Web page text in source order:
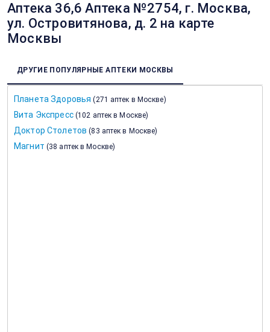
Аптека 36,6 Аптека №2754, г. Москва,
ул. Островитянова, д. 2 на карте
Москвы
ДРУГИЕ ПОПУЛЯРНЫЕ АПТЕКИ МОСКВЫ
Планета Здоровья (271 аптек в Москве)
Вита Экспресс (102 аптек в Москве)
Доктор Столетов (83 аптек в Москве)
Магнит (38 аптек в Москве)